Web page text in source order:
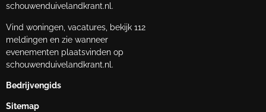
schouwenduivelandkrant.nl.
Vind woningen, vacatures, bekijk 112
meldingen en zie wanneer
evenementen plaatsvinden op
schouwenduivelandkrant.nl.
Bedrijvengids
Sitemap